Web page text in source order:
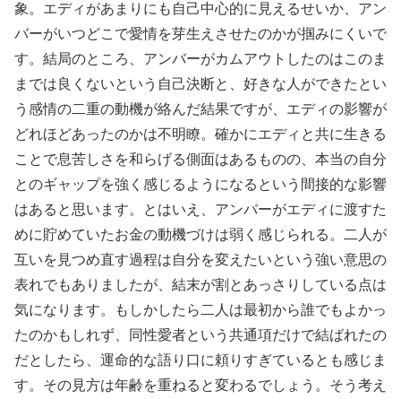
象。エディがあまりにも自己中心的に見えるせいか、アン
バーがいつどこで愛情を芽生えさせたのかが掴みにくいで
す。結局のところ、アンバーがカムアウトしたのはこのま
までは良くないという自己決断と、好きな人ができたとい
う感情の二重の動機が絡んだ結果ですが、エディの影響が
どれほどあったのかは不明瞭。確かにエディと共に生きる
ことで息苦しさを和らげる側面はあるものの、本当の自分
とのギャップを強く感じるようになるという間接的な影響
はあると思います。とはいえ、アンバーがエディに渡すた
めに貯めていたお金の動機づけは弱く感じられる。二人が
互いを見つめ直す過程は自分を変えたいという強い意思の
表れでもありましたが、結末が割とあっさりしている点は
気になります。もしかしたら二人は最初から誰でもよかっ
たのかもしれず、同性愛者という共通項だけで結ばれたの
だとしたら、運命的な語り口に頼りすぎているとも感じま
す。その見方は年齢を重ねると変わるでしょう。そう考え